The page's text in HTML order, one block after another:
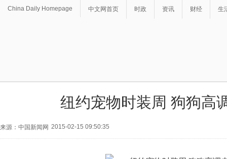
China Daily Homepage 中文网首页 时政 资讯 财经 生
纽约宠物时装周 狗狗高
来源：中国新闻网 2015-02-15 09:50:35